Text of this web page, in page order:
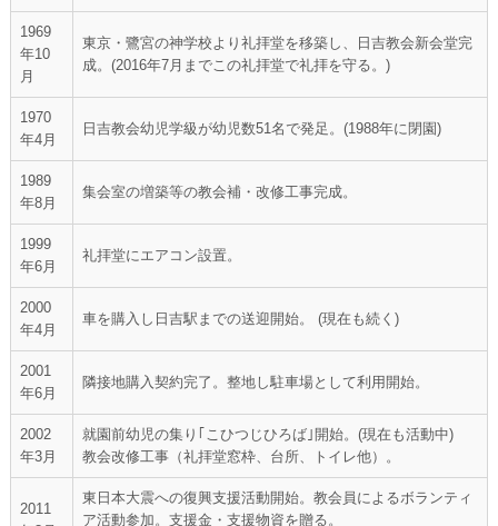
1969
年10
月
東京・鷺宮の神学校より礼拝堂を移築し、日吉教会新会堂完
成。(2016年7月までこの礼拝堂で礼拝を守る。)
1970
年4月
日吉教会幼児学級が幼児数51名で発足。(1988年に閉園)
1989
年8月
集会室の増築等の教会補・改修工事完成。
1999
年6月
礼拝堂にエアコン設置。
2000
年4月
車を購入し日吉駅までの送迎開始。 (現在も続く)
2001
年6月
隣接地購入契約完了。整地し駐車場として利用開始。
2002
年3月
就園前幼児の集り｢こひつじひろば｣開始。(現在も活動中)
教会改修工事（礼拝堂窓枠、台所、トイレ他）。
2011
東日本大震への復興支援活動開始。教会員によるボランティ
ア活動参加。支援金・支援物資を贈る。